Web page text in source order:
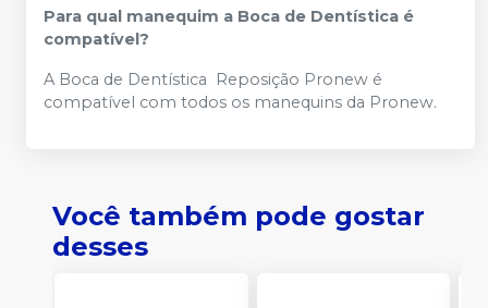
Para qual manequim a Boca de Dentística é
compatível?
A Boca de Dentística Reposição Pronew é
compatível com todos os manequins da Pronew.
Você também pode gostar
desses